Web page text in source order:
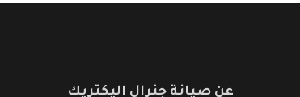
عن صيانة جنرال اليكتريك